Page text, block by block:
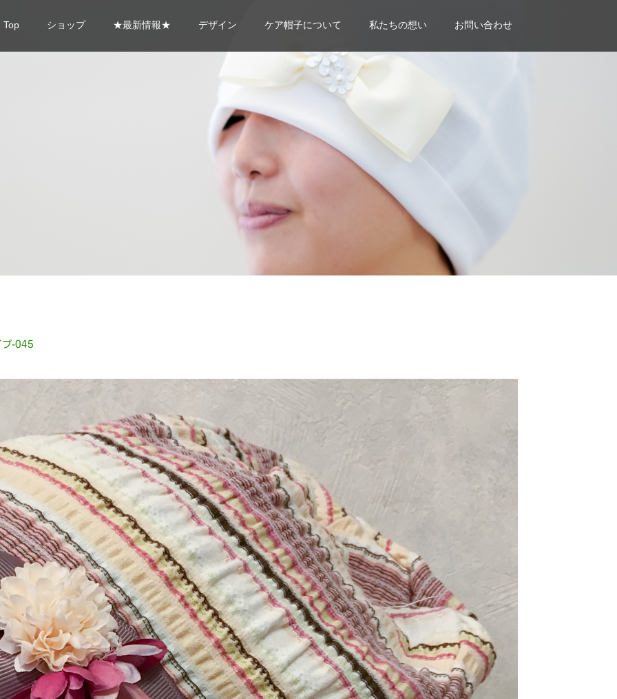
Top ショップ ★最新情報★ デザイン ケア帽子について 私たちの想い お問い合わせ
プ-045